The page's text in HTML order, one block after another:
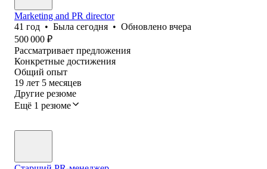
Marketing and PR director
41 год • Была сегодня • Обновлено вчера
500 000 ₽
Рассматривает предложения
Конкретные достижения
Общий опыт
19 лет 5 месяцев
Другие резюме
Ещё 1 резюме